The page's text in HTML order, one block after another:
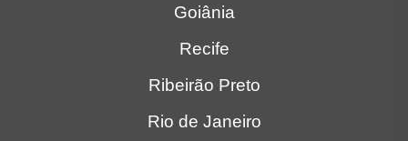
Goiânia
Recife
Ribeirão Preto
Rio de Janeiro